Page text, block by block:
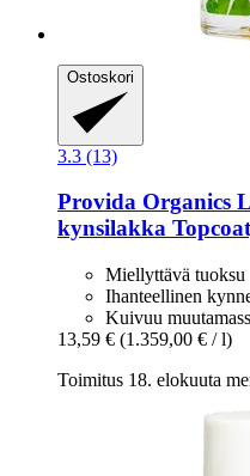
Ostoskori
3.3 (13)
Provida Organics
kynsilakka
Miellyttävä tuoksu
Ihanteellinen
Kuivuu
13,59 € (1.359,00 € / l)
Toimitus 18. elokuuta